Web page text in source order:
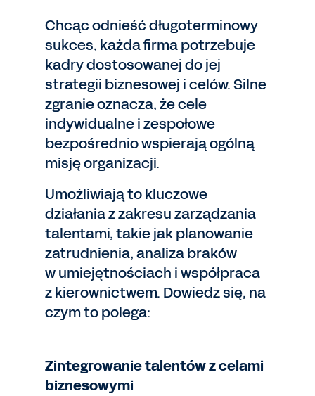
Chcąc odnieść długoterminowy
sukces, każda firma potrzebuje
kadry dostosowanej do jej
strategii biznesowej i celów. Silne
zgranie oznacza, że cele
indywidualne i zespołowe
bezpośrednio wspierają ogólną
misję organizacji.
Umożliwiają to kluczowe
działania z zakresu zarządzania
talentami, takie jak planowanie
zatrudnienia, analiza braków
w umiejętnościach i współpraca
z kierownictwem. Dowiedz się, na
czym to polega:
Zintegrowanie talentów z celami
biznesowymi